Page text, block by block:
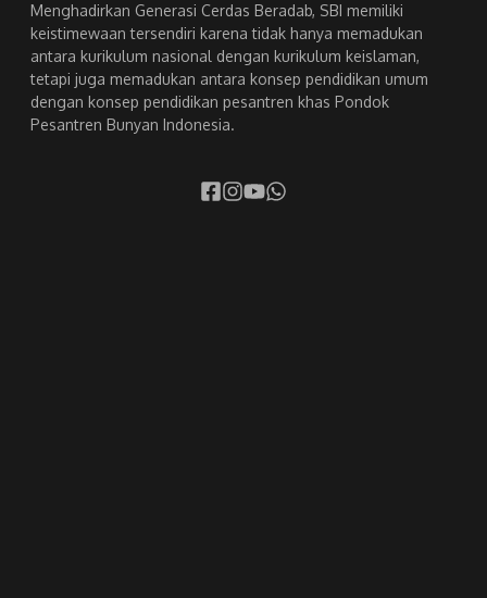
Menghadirkan Generasi Cerdas Beradab, SBI memiliki
keistimewaan tersendiri karena tidak hanya memadukan
antara kurikulum nasional dengan kurikulum keislaman,
tetapi juga memadukan antara konsep pendidikan umum
dengan konsep pendidikan pesantren khas Pondok
Pesantren Bunyan Indonesia.